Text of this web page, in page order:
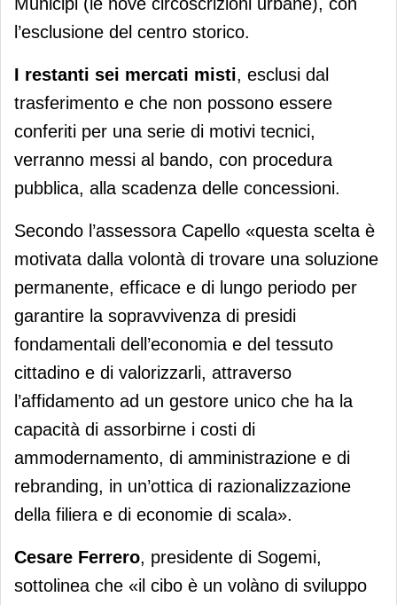
l’esclusione del centro storico.
I restanti sei mercati misti, esclusi dal
trasferimento e che non possono essere
conferiti per una serie di motivi tecnici,
verranno messi al bando, con procedura
pubblica, alla scadenza delle concessioni.
Secondo l’assessora Capello «questa scelta è
motivata dalla volontà di trovare una soluzione
permanente, efficace e di lungo periodo per
garantire la sopravvivenza di presidi
fondamentali dell’economia e del tessuto
cittadino e di valorizzarli, attraverso
l’affidamento ad un gestore unico che ha la
capacità di assorbirne i costi di
ammodernamento, di amministrazione e di
rebranding, in un’ottica di razionalizzazione
della filiera e di economie di scala».
Cesare Ferrero, presidente di Sogemi,
sottolinea che «il cibo è un volàno di sviluppo